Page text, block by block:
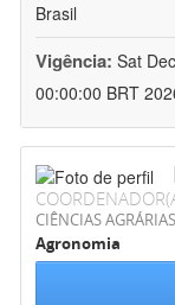
Brasil
Vigência: Sat
00:00:00 BRT
CIÊNCIAS AGRÁRIAS
Agronomia